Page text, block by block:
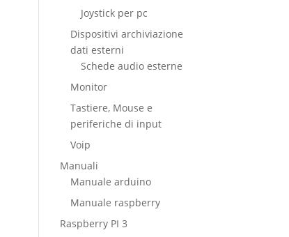
Joystick per pc
Dispositivi archiviazione
dati esterni
Schede audio esterne
Monitor
Tastiere, Mouse e
periferiche di input
Voip
Manuali
Manuale arduino
Manuale raspberry
Raspberry PI 3